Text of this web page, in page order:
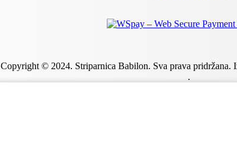
Copyright © 2024. Striparnica Babilon. Sva prava pridržana.
.